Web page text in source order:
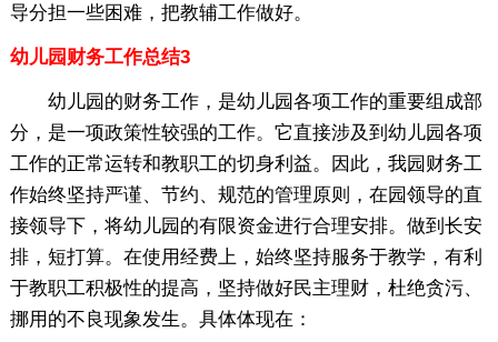
导分担一些困难，把教辅工作做好。
幼儿园财务工作总结3
幼儿园的财务工作，是幼儿园各项工作的重要组成部
分，是一项政策性较强的工作。它直接涉及到幼儿园各项
工作的正常运转和教职工的切身利益。因此，我园财务工
作始终坚持严谨、节约、规范的管理原则，在园领导的直
接领导下，将幼儿园的有限资金进行合理安排。做到长安
排，短打算。在使用经费上，始终坚持服务于教学，有利
于教职工积极性的提高，坚持做好民主理财，杜绝贪污、
挪用的不良现象发生。具体体现在：